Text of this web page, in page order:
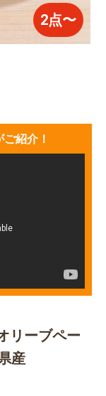
2点〜
紹介！
リーブペー
産